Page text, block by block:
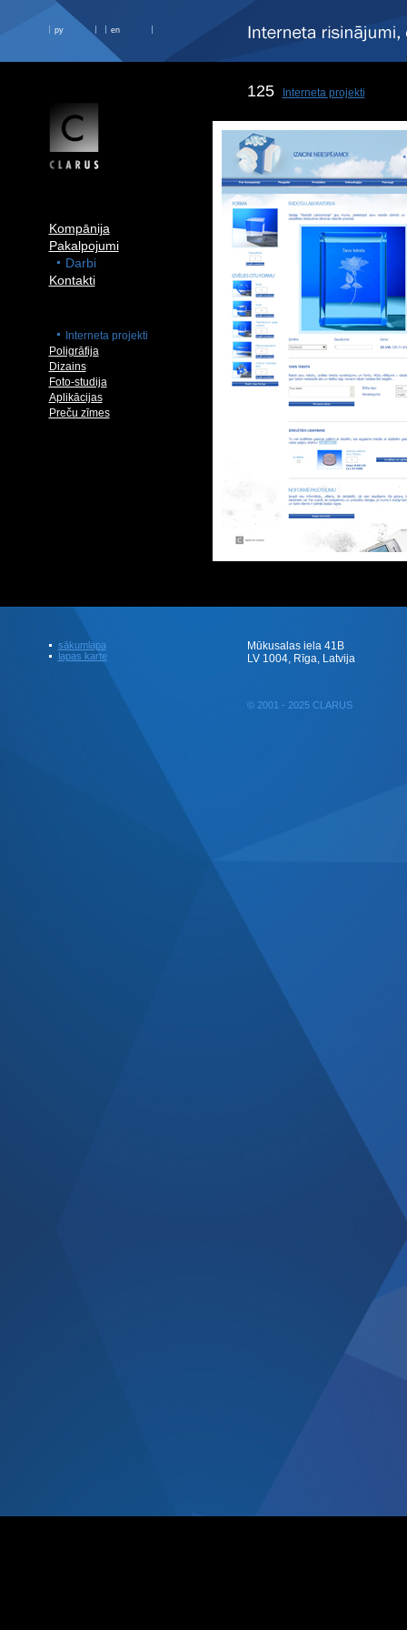
ру en
Kompānija
Pakalpojumi
Darbi
Kontakti
Interneta projekti
Poligrāfija
Dizains
Foto-studija
Aplikācijas
Preču zīmes
125 Interneta projekti
sākumlapa
lapas karte
Mūkusalas iela 41B
LV 1004, Rīga, Latvija
© 2001 - 2025 CLARUS